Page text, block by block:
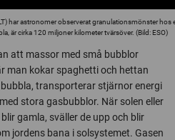
har astronomer observerat granulationsmönster
är cirka 120 miljoner kilometer tvärsöver. (Bild: ESO)
att massor med små bubblor
man kokar spaghetti och hettan
transporterar stjärnor energi
stora gasbubblor. När solen eller
gamla, sväller de upp och blir
jordens bana i solsystemet. Gasen